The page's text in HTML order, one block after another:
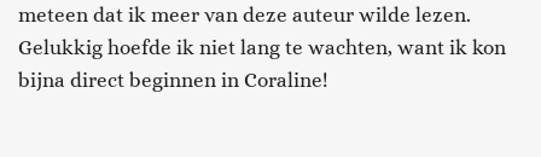
meteen dat ik meer van deze auteur wilde lezen.
Gelukkig hoefde ik niet lang te wachten, want ik kon
bijna direct beginnen in Coraline!